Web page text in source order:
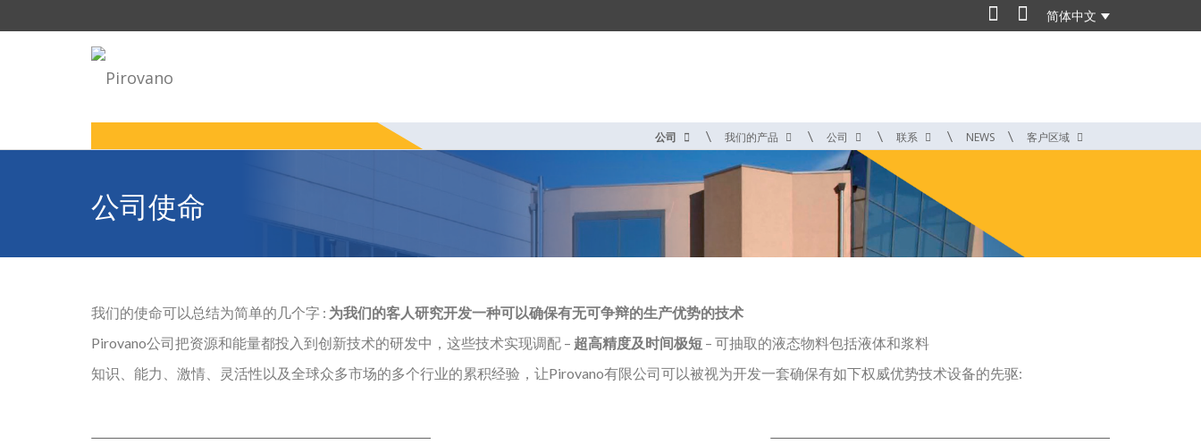
简体中文
公司 我们的产品 公司 联系 NEWS 客户区域
公司使命
我们的使命可以总结为简单的几个字 : 为我们的客人研究开发一种可以确保有无可争辩的生产优势的技术
Pirovano公司把资源和能量都投入到创新技术的研发中，这些技术实现调配 – 超高精度及时间极短 – 可抽取的液态物料包括液体和浆料
知识、能力、激情、灵活性以及全球众多市场的多个行业的累积经验，让Pirovano有限公司可以被视为开发一套确保有如下权威优势技术设备的先驱: